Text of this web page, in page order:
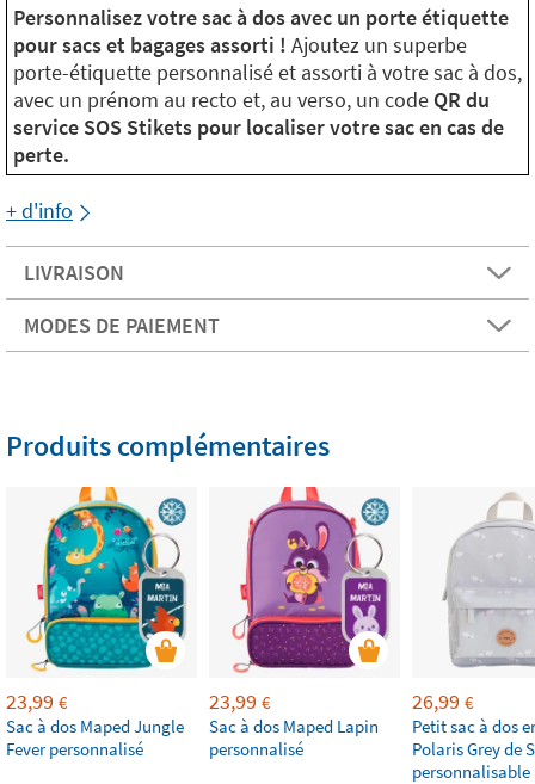
Personnalisez votre sac à dos avec un porte étiquette
pour sacs et bagages assorti ! Ajoutez un superbe
porte-étiquette personnalisé et assorti à votre sac à dos,
avec un prénom au recto et, au verso, un code QR du
service SOS Stikets pour localiser votre sac en cas de
perte.
+ d'info
LIVRAISON
MODES DE PAIEMENT
Produits complémentaires
23,99 €
Sac à dos Maped Jungle
Fever personnalisé
23,99 €
Sac à dos Maped Lapin
personnalisé
26,99 €
Petit sac à dos
Polaris Grey de
personnalisable